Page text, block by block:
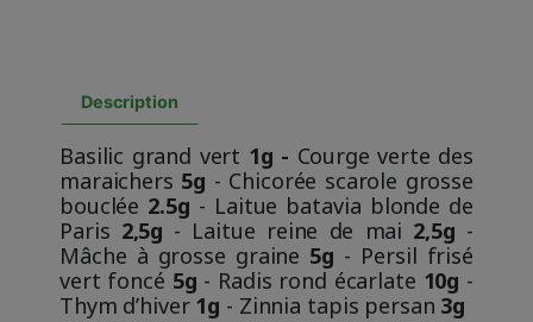
Description
Basilic grand vert 1g - Courge verte des
maraichers 5g - Chicorée scarole grosse
bouclée 2.5g - Laitue batavia blonde de
Paris 2,5g - Laitue reine de mai 2,5g -
Mâche à grosse graine 5g - Persil frisé
vert foncé 5g - Radis rond écarlate 10g -
Thym d’hiver 1g - Zinnia tapis persan 3g